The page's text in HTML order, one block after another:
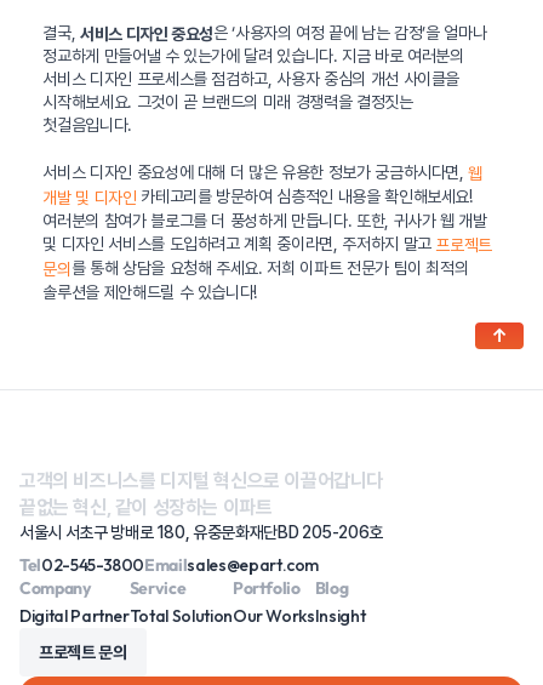
결국, 서비스 디자인 중요성은 ‘사용자의 여정 끝에 남는 감정’을 얼마나
정교하게 만들어낼 수 있는가에 달려 있습니다. 지금 바로 여러분의
서비스 디자인 프로세스를 점검하고, 사용자 중심의 개선 사이클을
시작해보세요. 그것이 곧 브랜드의 미래 경쟁력을 결정짓는
첫걸음입니다.
서비스 디자인 중요성에 대해 더 많은 유용한 정보가 궁금하시다면,웹
개발 및 디자인 카테고리를 방문하여 심층적인 내용을 확인해보세요!
여러분의 참여가 블로그를 더 풍성하게 만듭니다. 또한, 귀사가 웹 개발
및 디자인 서비스를 도입하려고 계획 중이라면, 주저하지 말고 프로젝트
문의 를 통해 상담을 요청해 주세요. 저희 이파트 전문가 팀이 최적의
솔루션을 제안해드릴 수 있습니다!
고객의 비즈니스를 디지털 혁신으로 이끌어갑니다
끝없는 혁신, 같이 성장하는 이파트
서울시 서초구 방배로 180, 유중문화재단BD 205-206호
Tel02-545-3800Emailsales@epart.com
Company
Digital Partner
Service
Total Solution
Portfolio
Our Works
Blog
Insight
프로젝트 문의
↑